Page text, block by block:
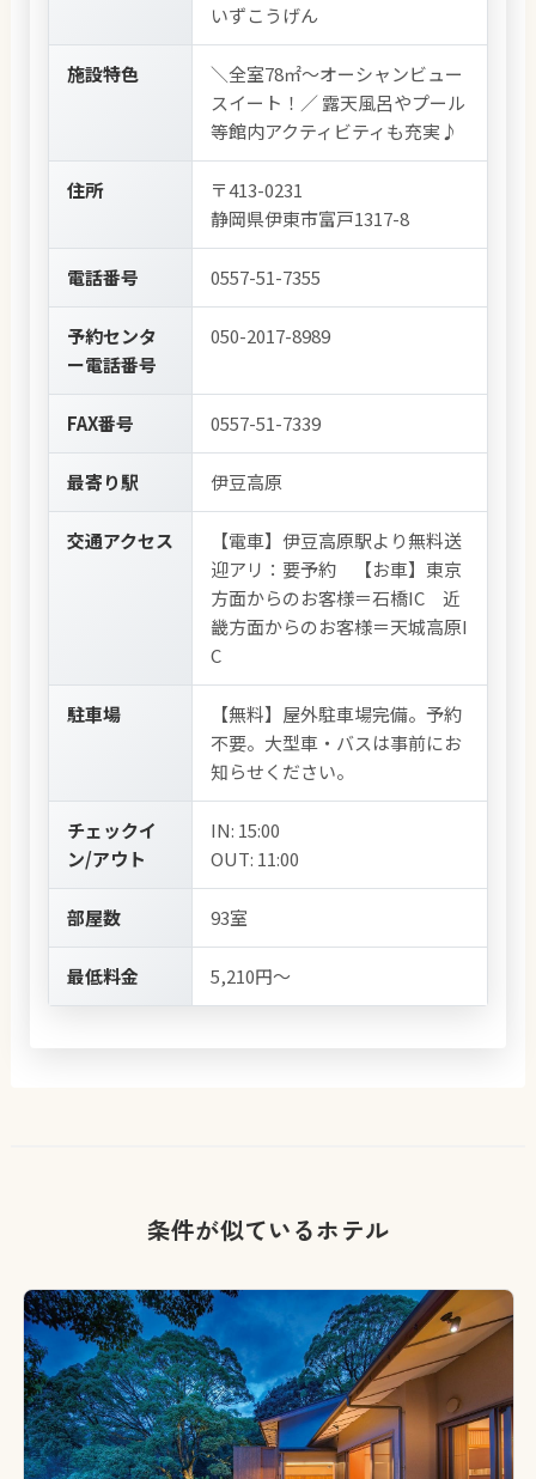
いずこうげん
施設特色
＼全室78㎡〜オーシャンビュー
スイート！／ 露天風呂やプール
等館内アクティビティも充実♪
住所
〒413-0231
静岡県伊東市富戸1317-8
電話番号 0557-51-7355
予約センタ
ー電話番号
050-2017-8989
FAX番号 0557-51-7339
最寄り駅 伊豆高原
交通アクセス
【電車】伊豆高原駅より無料送
迎アリ：要予約 【お車】東京
方面からのお客様＝石橋IC 近
畿方面からのお客様＝天城高原I
C
駐車場
【無料】屋外駐車場完備。予約
不要。大型車・バスは事前にお
知らせください。
チェックイ
ン/アウト
IN: 15:00
OUT: 11:00
部屋数 93室
最低料金 5,210円～
条件が似ているホテル